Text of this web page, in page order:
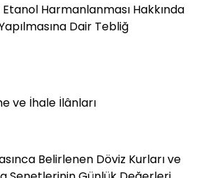
Harmanlanması Hakkında
Dair Tebliğ
ve İhale İlânları
Belirlenen Döviz Kurları ve